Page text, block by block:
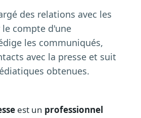
des dossiers longs
radio
analysées avant 10 h
de bord
des relations avec les
compte d'une
les communiqués,
avec la presse et suit
obtenues.
est un professionnel